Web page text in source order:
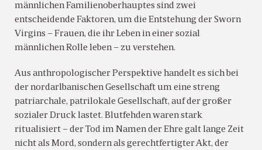
männlichen Familienoberhauptes sind zwei
entscheidende Faktoren, um die Entstehung der Sworn
Virgins – Frauen, die ihr Leben in einer sozial
männlichen Rolle leben – zu verstehen.
Aus anthropologischer Perspektive handelt es sich bei
der nordarlbanischen Gesellschaft um eine streng
patriarchale, patrilokale Gesellschaft, auf der großer
sozialer Druck lastet. Blutfehden waren stark
ritualisiert – der Tod im Namen der Ehre galt lange Zeit
nicht als Mord, sondern als gerechtfertigter Akt, der